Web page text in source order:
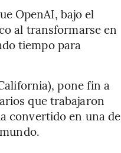
OpenAI, bajo el
al transformarse en
tiempo para
pone fin a
que trabajaron
convertido en una de